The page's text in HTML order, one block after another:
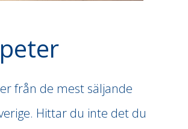
från de mest säljande
Hittar du inte det du